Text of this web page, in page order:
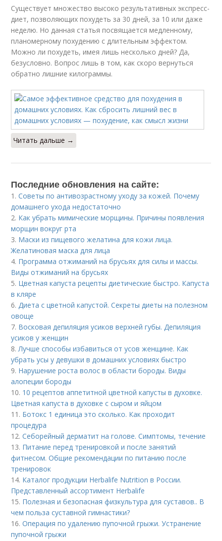
Существует множество высоко результативных экспресс-
диет, позволяющих похудеть за 30 дней, за 10 или даже
неделю. Но данная статья посвящается медленному,
планомерному похудению с длительным эффектом.
Можно ли похудеть, имея лишь несколько дней? Да,
безусловно. Вопрос лишь в том, как скоро вернуться
обратно лишние килограммы.
Читать дальше →
Последние обновления на сайте:
1.Советы по антивозрастному уходу за кожей. Почему
домашнего ухода недостаточно
2. Как убрать мимические морщины. Причины появления
морщин вокруг рта
3. Маски из пищевого желатина для кожи лица.
Желатиновая маска для лица
4. Программа отжиманий на брусьях для силы и массы.
Виды отжиманий на брусьях
5. Цветная капуста рецепты диетические быстро. Капуста
в кляре
6. Диета с цветной капустой. Секреты диеты на полезном
овоще
7. Восковая депиляция усиков верхней губы. Депиляция
усиков у женщин
8. Лучше способы избавиться от усов женщине. Как
убрать усы у девушки в домашних условиях быстро
9. Нарушение роста волос в области бороды. Виды
алопеции бороды
10. 10 рецептов аппетитной цветной капусты в духовке.
Цветная капуста в духовке с сыром и яйцом
11. Ботокс 1 единица это сколько. Как проходит
процедура
12.Себорейный дерматит на голове. Cимптомы, течение
13. Питание перед тренировкой и после занятий
фитнесом. Общие рекомендации по питанию после
тренировок
14. Каталог продукции Herbalife Nutrition в России.
Представленный ассортимент Herbalife
15. Полезная и безопасная физкультура для суставов.. В
чем польза суставной гимнастики?
16.Операция по удалению пупочной грыжи. Устранение
пупочной грыжи